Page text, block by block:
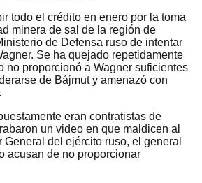
todo el crédito en enero por la toma
minera de sal de la región de
de Defensa ruso de intentar
Se ha quejado repetidamente
no proporcionó a Wagner suficientes
de Bájmut y amenazó con
eran contratistas de
un video en que maldicen al
del ejército ruso, el general
acusan de no proporcionar